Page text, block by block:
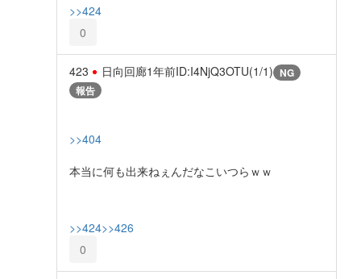
>>424
0
423 日向回廊1年前ID:I4NjQ3OTU(1/1) NG
報告
>>404
本当に何も出来ねぇんだなこいつらｗｗ
>>424>>426
0